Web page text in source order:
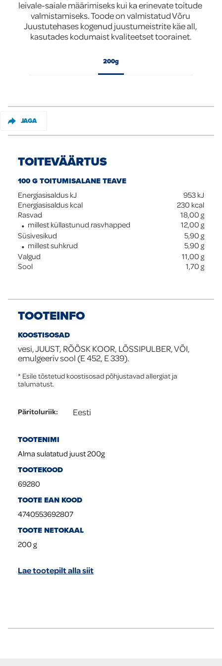
Global
leivale-saiale määrimiseks kui ka erinevate toitude
valmistamiseks. Toode on valmistatud Võru
Juustutehases kogenud juustumeistrite käe all,
kasutades kodumaist kvaliteetset toorainet.
200g
JAGA
TOITEVÄÄRTUS
100 G TOITUMISALANE TEAVE
Energiasisaldus kJ 953 kJ
Energiasisaldus kcal
230 kcal
Rasvad
18,00 g
millest küllastunud rasvhapped
12,00 g
Süsivesikud
5,90 g
millest suhkrud
5,90 g
Valgud
11,00 g
Sool
1,70 g
TOOTEINFO
KOOSTISOSAD
vesi, JUUST, RÕÕSK KOOR, LÕSSIPULBER, VÕI,
emulgeeriv sool (E 452, E 339).
* Esile tõstetud koostisosad põhjustavad allergiat ja
talumatust.
Päritoluriik: Eesti
TOOTENIMI
Alma sulatatud juust 200g
TOOTEKOOD
69280
TOOTE EAN KOOD
4740553692807
TOOTE NETOKAAL
200 g
Lae tootepilt alla siit